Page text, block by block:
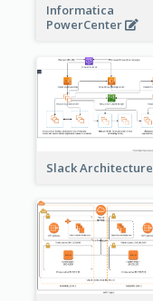
Informatica
PowerCenter
Slack Architecture